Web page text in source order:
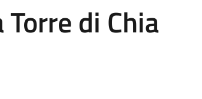
di Chia